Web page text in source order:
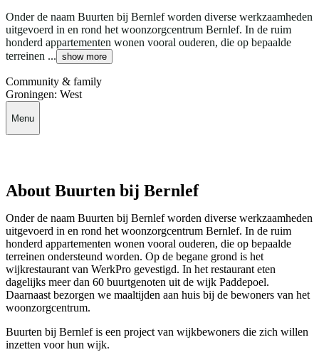
Onder de naam Buurten bij Bernlef worden diverse werkzaamheden
uitgevoerd in en rond het woonzorgcentrum Bernlef. In de ruim
honderd appartementen wonen vooral ouderen, die op bepaalde
terreinen ... show more
Community & family
Groningen: West
Menu
About Buurten bij Bernlef
Onder de naam Buurten bij Bernlef worden diverse werkzaamheden
uitgevoerd in en rond het woonzorgcentrum Bernlef. In de ruim
honderd appartementen wonen vooral ouderen, die op bepaalde
terreinen ondersteund worden. Op de begane grond is het
wijkrestaurant van WerkPro gevestigd. In het restaurant eten
dagelijks meer dan 60 buurtgenoten uit de wijk Paddepoel.
Daarnaast bezorgen we maaltijden aan huis bij de bewoners van het
woonzorgcentrum.
Buurten bij Bernlef is een project van wijkbewoners die zich willen
inzetten voor hun wijk.